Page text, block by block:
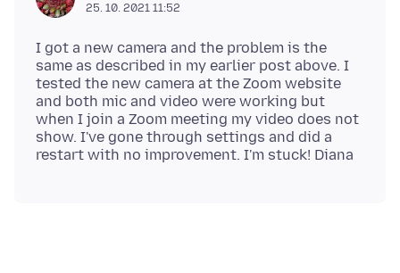
25. 10. 2021 11:52
I got a new camera and the problem is the
same as described in my earlier post above. I
tested the new camera at the Zoom website
and both mic and video were working but
when I join a Zoom meeting my video does not
show. I've gone through settings and did a